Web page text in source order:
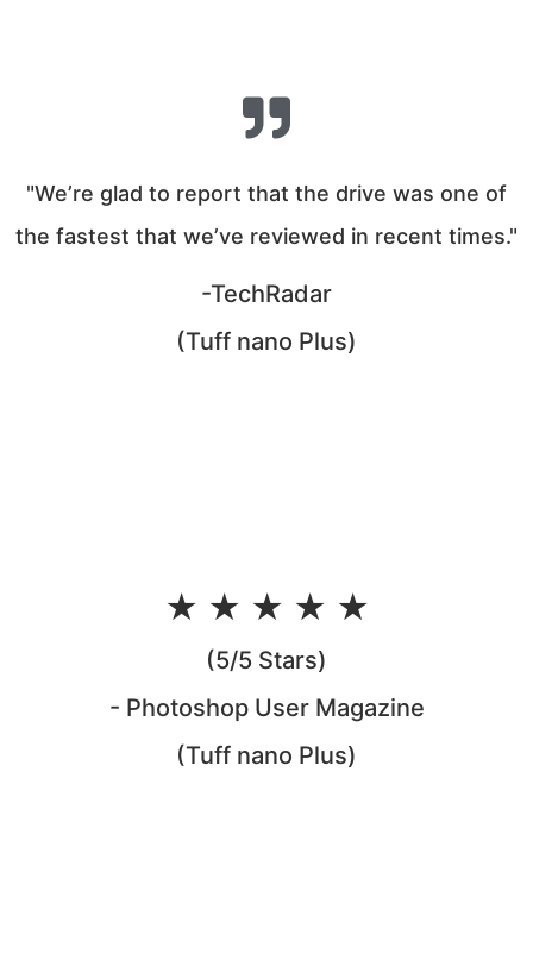
"We’re glad to report that the drive was one of
the fastest that we’ve reviewed in recent times."
-TechRadar
(Tuff nano Plus)
★ ★ ★ ★ ★
(5/5 Stars)
- Photoshop User Magazine
(Tuff nano Plus)